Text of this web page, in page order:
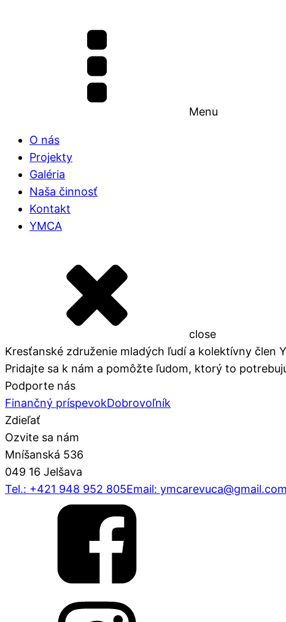
Menu
O nás
Projekty
Galéria
Naša činnosť
Kontakt
YMCA
close
Kresťanské združenie mladých ľudí a kolektívny člen
Pridajte sa k nám a pomôžte ľudom, ktorý to
Podporte nás
Finančný príspevokDobrovoľník
Zdieľať
Ozvite sa nám
Mníšanská 536
049 16 Jelšava
Tel.: +421 948 952 805Email: ymcarevuca@gmail.com